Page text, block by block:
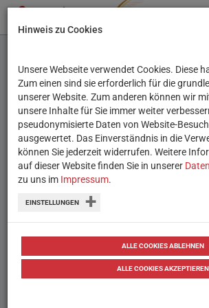
Social Media und
Kampf um unsere
Aufmerksamkeit
Alle sozialen Medien haben
unsere Aufmerksamkeit zu
Um das zu erreichen,
Tricks an.
05.06.2023 Berichte & Reportagen
Hinweis zu Cookies
Unsere Webseite verwendet Cookies. Diese
Zum einen sind sie erforderlich für die
unserer Website. Zum anderen können wir
unsere Inhalte für Sie immer weiter
pseudonymisierte Daten von Website-
ausgewertet. Das Einverständnis in die
können Sie jederzeit widerrufen. Weitere
auf dieser Website finden Sie in unserer
zu uns im Impressum.
EINSTELLUNGEN
ALLE COOKIES ABLEHNEN
ALLE COOKIES AKZEPTIEREN